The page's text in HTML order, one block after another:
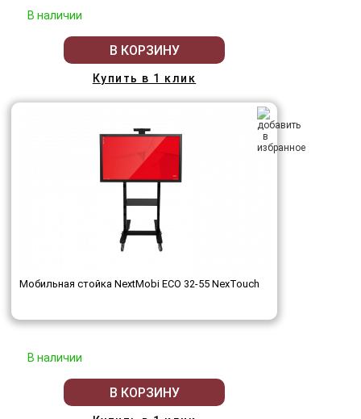
В наличии
В КОРЗИНУ
Купить в 1 клик
Мобильная стойка NextMobi ECO 32-55 NexTouch
В наличии
В КОРЗИНУ